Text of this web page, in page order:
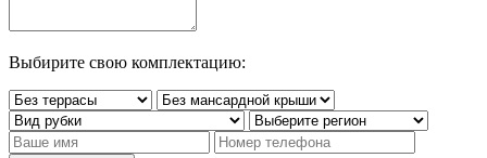
Выбирите свою комплектацию: